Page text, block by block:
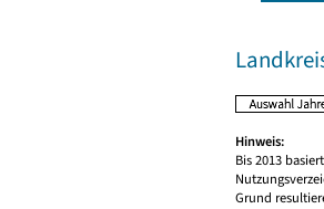
Hinweis:
Bis 2013
Grund